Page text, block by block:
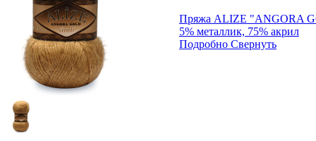
Пряжа ALIZE "ANGORA
5% металлик, 75% акрил
Подробно Свернуть